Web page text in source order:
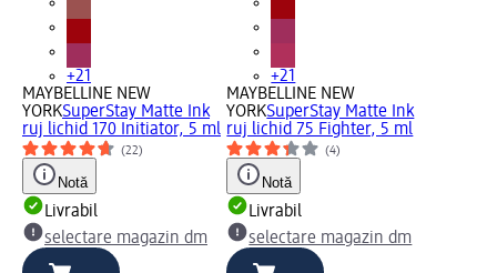
+21
MAYBELLINE NEW
YORKSuperStay Matte Ink
ruj lichid 170 Initiator, 5 ml
(22)
Notă
Livrabil
selectare magazin dm
+21
MAYBELLINE NEW
YORKSuperStay Matte Ink
ruj lichid 75 Fighter, 5 ml
(4)
Notă
Livrabil
selectare magazin dm